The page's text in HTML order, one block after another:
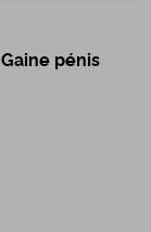
pénis